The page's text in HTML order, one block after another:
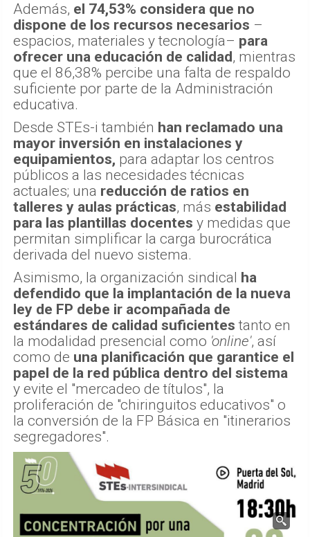
Además, el 74,53% considera que no
dispone de los recursos necesarios –
espacios, materiales y tecnología– para
ofrecer una educación de calidad, mientras
que el 86,38% percibe una falta de respaldo
suficiente por parte de la Administración
educativa.
Desde STEs-i también han reclamado una
mayor inversión en instalaciones y
equipamientos, para adaptar los centros
públicos a las necesidades técnicas
actuales; una reducción de ratios en
talleres y aulas prácticas, más estabilidad
para las plantillas docentes y medidas que
permitan simplificar la carga burocrática
derivada del nuevo sistema.
Asimismo, la organización sindical ha
defendido que la implantación de la nueva
ley de FP debe ir acompañada de
estándares de calidad suficientes tanto en
la modalidad presencial como 'online', así
como de una planificación que garantice el
papel de la red pública dentro del sistema
y evite el "mercadeo de títulos", la
proliferación de "chiringuitos educativos" o
la conversión de la FP Básica en "itinerarios
segregadores".